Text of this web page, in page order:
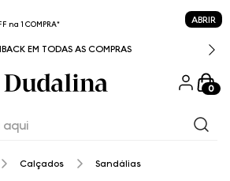
na 1 COMPRA* ABRIR
EM TODAS AS COMPRAS
0
Calçados Sandálias